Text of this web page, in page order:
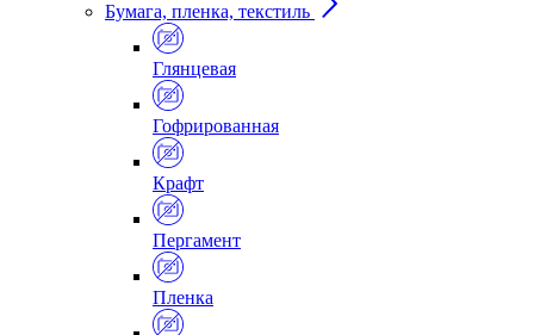
Бумага, пленка, текстиль
Глянцевая
Гофрированная
Крафт
Пергамент
Пленка